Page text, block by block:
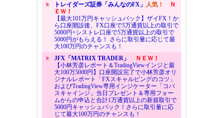
トレイダーズ証券「みんなのFX」 人気！
Ｎ
ＥＷ！
【最大101万円キャッシュバック】ザイFX！か
ら口座開設後、FX口座で5万通貨以上の取引で
5000円+シストレ口座で5万通貨以上の取引で
5000円がもらえる！ さらに取引量に応じて最
大100万円のチャンスも！
JFX「MATRIX TRADER」
ＮＥＷ！
【小林芳彦レポート＆TradingViewインジと最
大100万5000円】口座開設完了で小林芳彦オリ
ジナルレポート「FXスキャルピングのコツ」
およびTradingView専用インジケーター「コバ
スキャインジ」当日プレゼント＆専用フォー
ムからの申込と合計1万通貨以上の新規取引で
5000円キャッシュバック！さらに取引量に応
じて最大100万円のチャンスも！